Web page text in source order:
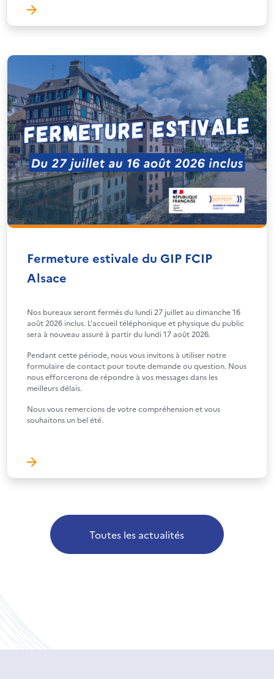
Fermeture estivale du GIP FCIP
Alsace
Nos bureaux seront fermés du lundi 27 juillet au dimanche 16
août 2026 inclus. L’accueil téléphonique et physique du public
sera à nouveau assuré à partir du lundi 17 août 2026.
Pendant cette période, nous vous invitons à utiliser notre
formulaire de contact pour toute demande ou question. Nous
nous efforcerons de répondre à vos messages dans les
meilleurs délais.
Nous vous remercions de votre compréhension et vous
souhaitons un bel été.
Toutes les actualités